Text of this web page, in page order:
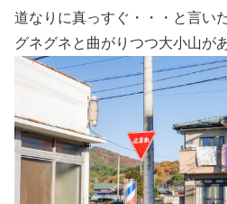
道なりに真っすぐ・・・と言い
グネグネと曲がりつつ大小山が